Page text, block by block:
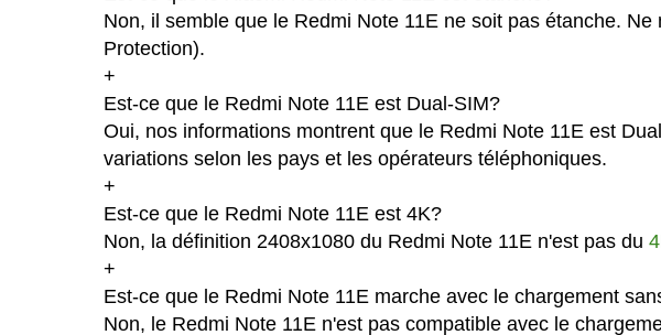
Non, il semble que le Redmi Note 11E ne soit pas étanche.
Protection).
+
Est-ce que le Redmi Note 11E est Dual-SIM?
Oui, nos informations montrent que le Redmi Note 11E est
variations selon les pays et les opérateurs téléphoniques.
+
Est-ce que le Redmi Note 11E est 4K?
Non, la définition 2408x1080 du Redmi Note 11E n'est pas du
+
Est-ce que le Redmi Note 11E marche avec le chargement
Non, le Redmi Note 11E n'est pas compatible avec le